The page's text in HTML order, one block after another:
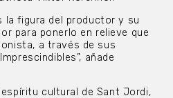
la figura del productor y su
para ponerlo en relieve que
a través de sus
añade
espíritu cultural de Sant Jordi,